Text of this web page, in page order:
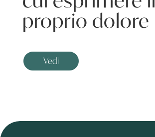
proprio dolore
Vedi